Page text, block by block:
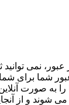
نمی
شما
به صورت
و از